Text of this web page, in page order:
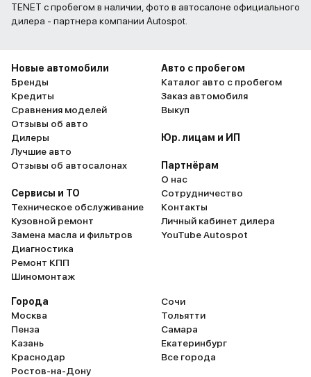
TENET с пробегом в наличии, фото в автосалоне официального
дилера - партнера компании Autospot.
Новые автомобили
Бренды
Кредиты
Сравнения моделей
Отзывы об авто
Дилеры
Лучшие авто
Отзывы об автосалонах
Сервисы и ТО
Техническое обслуживание
Кузовной ремонт
Замена масла и фильтров
Диагностика
Ремонт КПП
Шиномонтаж
Авто с пробегом
Каталог авто с пробегом
Заказ автомобиля
Выкуп
Юр. лицам и ИП
Партнёрам
О нас
Сотрудничество
Контакты
Личный кабинет дилера
YouTube Autospot
Города
Москва
Пенза
Казань
Краснодар
Ростов-на-Дону
Сочи
Тольятти
Самара
Екатеринбург
Все города